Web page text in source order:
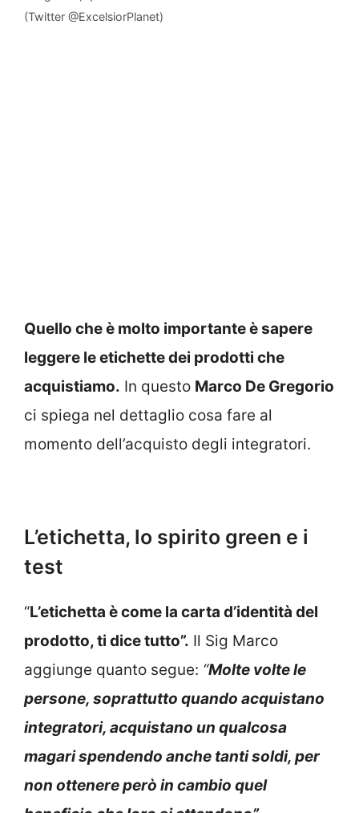
(Twitter @ExcelsiorPlanet)
Quello che è molto importante è sapere
leggere le etichette dei prodotti che
acquistiamo.
In questo Marco De Gregorio
ci spiega nel dettaglio cosa fare al
momento dell’acquisto degli integratori.
L’etichetta, lo spirito green e i
test
“L’etichetta è come la carta d’identità del
prodotto, ti dice tutto”. Il Sig Marco
aggiunge quanto segue: “Molte volte le
persone, soprattutto quando acquistano
integratori, acquistano un qualcosa
magari spendendo anche tanti soldi, per
non ottenere però in cambio quel
beneficio che loro si attendono”